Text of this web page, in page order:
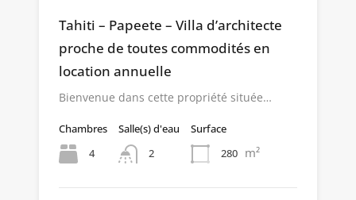
Tahiti – Papeete – Villa d’architecte
proche de toutes commodités en
location annuelle
Bienvenue dans cette propriété située…
Chambres
4
Salle(s) d'eau
2
Surface
280 m²